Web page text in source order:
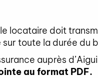
locataire doit
toute la durée du
auprès
au format PDF.